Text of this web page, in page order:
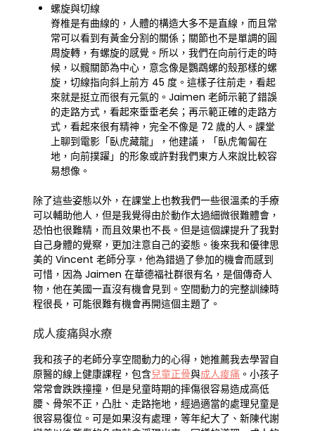
螺旋與切線
脊椎是有曲線的，人體的構造大多不是直線，而且常
常可以看到有黃金分割的關係；關節也不是單調的圓
周旋轉，有螺旋的感覺。所以，我們在向前行走的時
候，以髖關節為中心，意念像是鸚鵡螺的殼那樣的螺
旋，切線指向斜上前方 45 度。這樣子往前走，看起
來就是挺立而很有元氣的。Jaimen 老師示範了錯誤
的走路方式，看起來垂垂老矣；再示範正確的走路方
式，看起來很有精神，完全不像是 72 歲的人。課堂
上聊到電影「臥虎藏龍」，他建議，「臥虎匍匐在
地，向前撲躍」的形象或許對我們東方人來說比較容
易想像。
除了這些姿態以外，在課堂上也教我們一些很溫柔的手療
可以輔助他人，但是我覺得由於動作太過細微很難體會，
恐怕也很難精，而且效果也不長。但是這個課提升了我對
自己身體的覺察，更加注意自己的姿態。後來我和優律思
美的 Vincent 老師分享，他為錯過了參加的機會而感到
可惜，因為 Jaimen 在華德福社群很有名，是個傳奇人
物，他在美國一直沒有機會見到。空間動力的完整訓練時
程很長，可能很難有機會再開這個主題了。
成人痠痛與水療
我和孩子的老師分享空間動力的心得，她推薦我去學習自
原醫的線上健康課程，包含兒童正骨與成人痠痛 。小孩子
常常會跌跌撞撞，但是兒童時期的摔傷很容易造成高低
腰、骨架不正，凸肚、走路拖地，經過適當的處理兒童是
很容易復位。可是如果沒有處理，等年紀大了、新陳代謝